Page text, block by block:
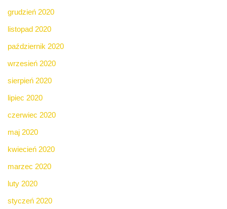
grudzień 2020
listopad 2020
październik 2020
wrzesień 2020
sierpień 2020
lipiec 2020
czerwiec 2020
maj 2020
kwiecień 2020
marzec 2020
luty 2020
styczeń 2020